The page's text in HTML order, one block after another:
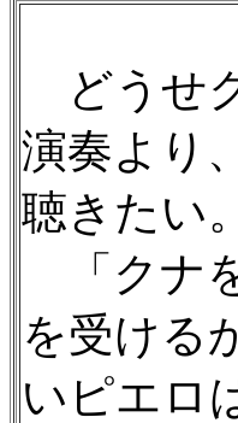
どうせ
演奏より
聴きたい。
「クナ
を受ける
いピエロ